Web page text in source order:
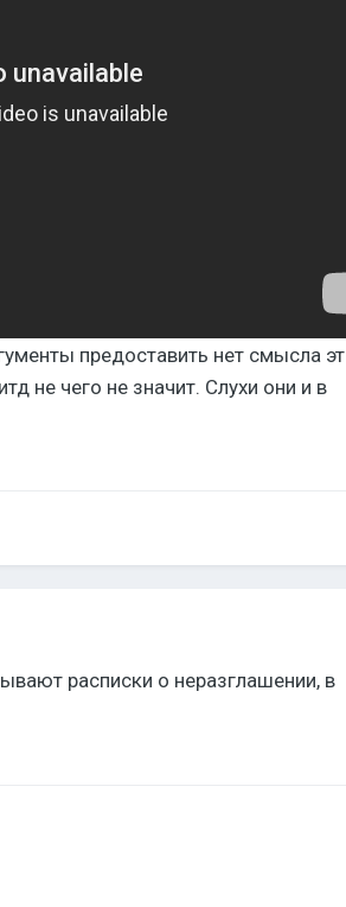
предоставить нет смысла
не чего не значит. Слухи они и в
расписки о неразглашении, в